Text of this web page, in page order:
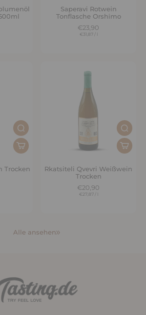
Saperavi Rotwein
Tonflasche Orshimo
€23,90
€31,87 / l
Trocken
Rkatsiteli Qvevri Weißwein
Trocken
€20,90
€27,87 / l
Alle ansehen